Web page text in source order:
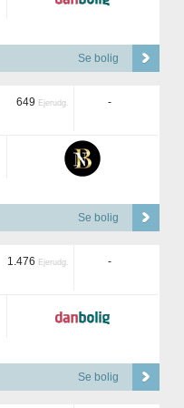
Se bolig
649 Ejerudg. -
Se bolig
1.476 Ejerudg. -
Se bolig